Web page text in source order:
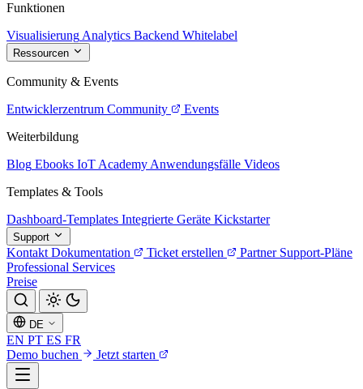
Funktionen
Visualisierung Analytics Backend Whitelabel
Ressourcen
Community & Events
Entwicklerzentrum Community
Events
Weiterbildung
Blog Ebooks IoT Academy Anwendungsfälle Videos
Templates & Tools
Dashboard-Templates Integrierte Geräte Kickstarter
Support
Kontakt Dokumentation Ticket erstellen Partner Support-Pläne
Professional Services
Preise
DE
EN PT ES FR
Demo buchen
Jetzt starten